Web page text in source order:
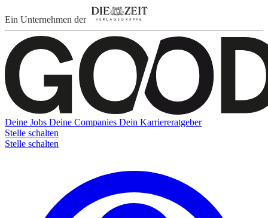
Ein Unternehmen der
Deine Jobs Deine Companies Dein Karriereratgeber
Stelle schalten
Stelle schalten